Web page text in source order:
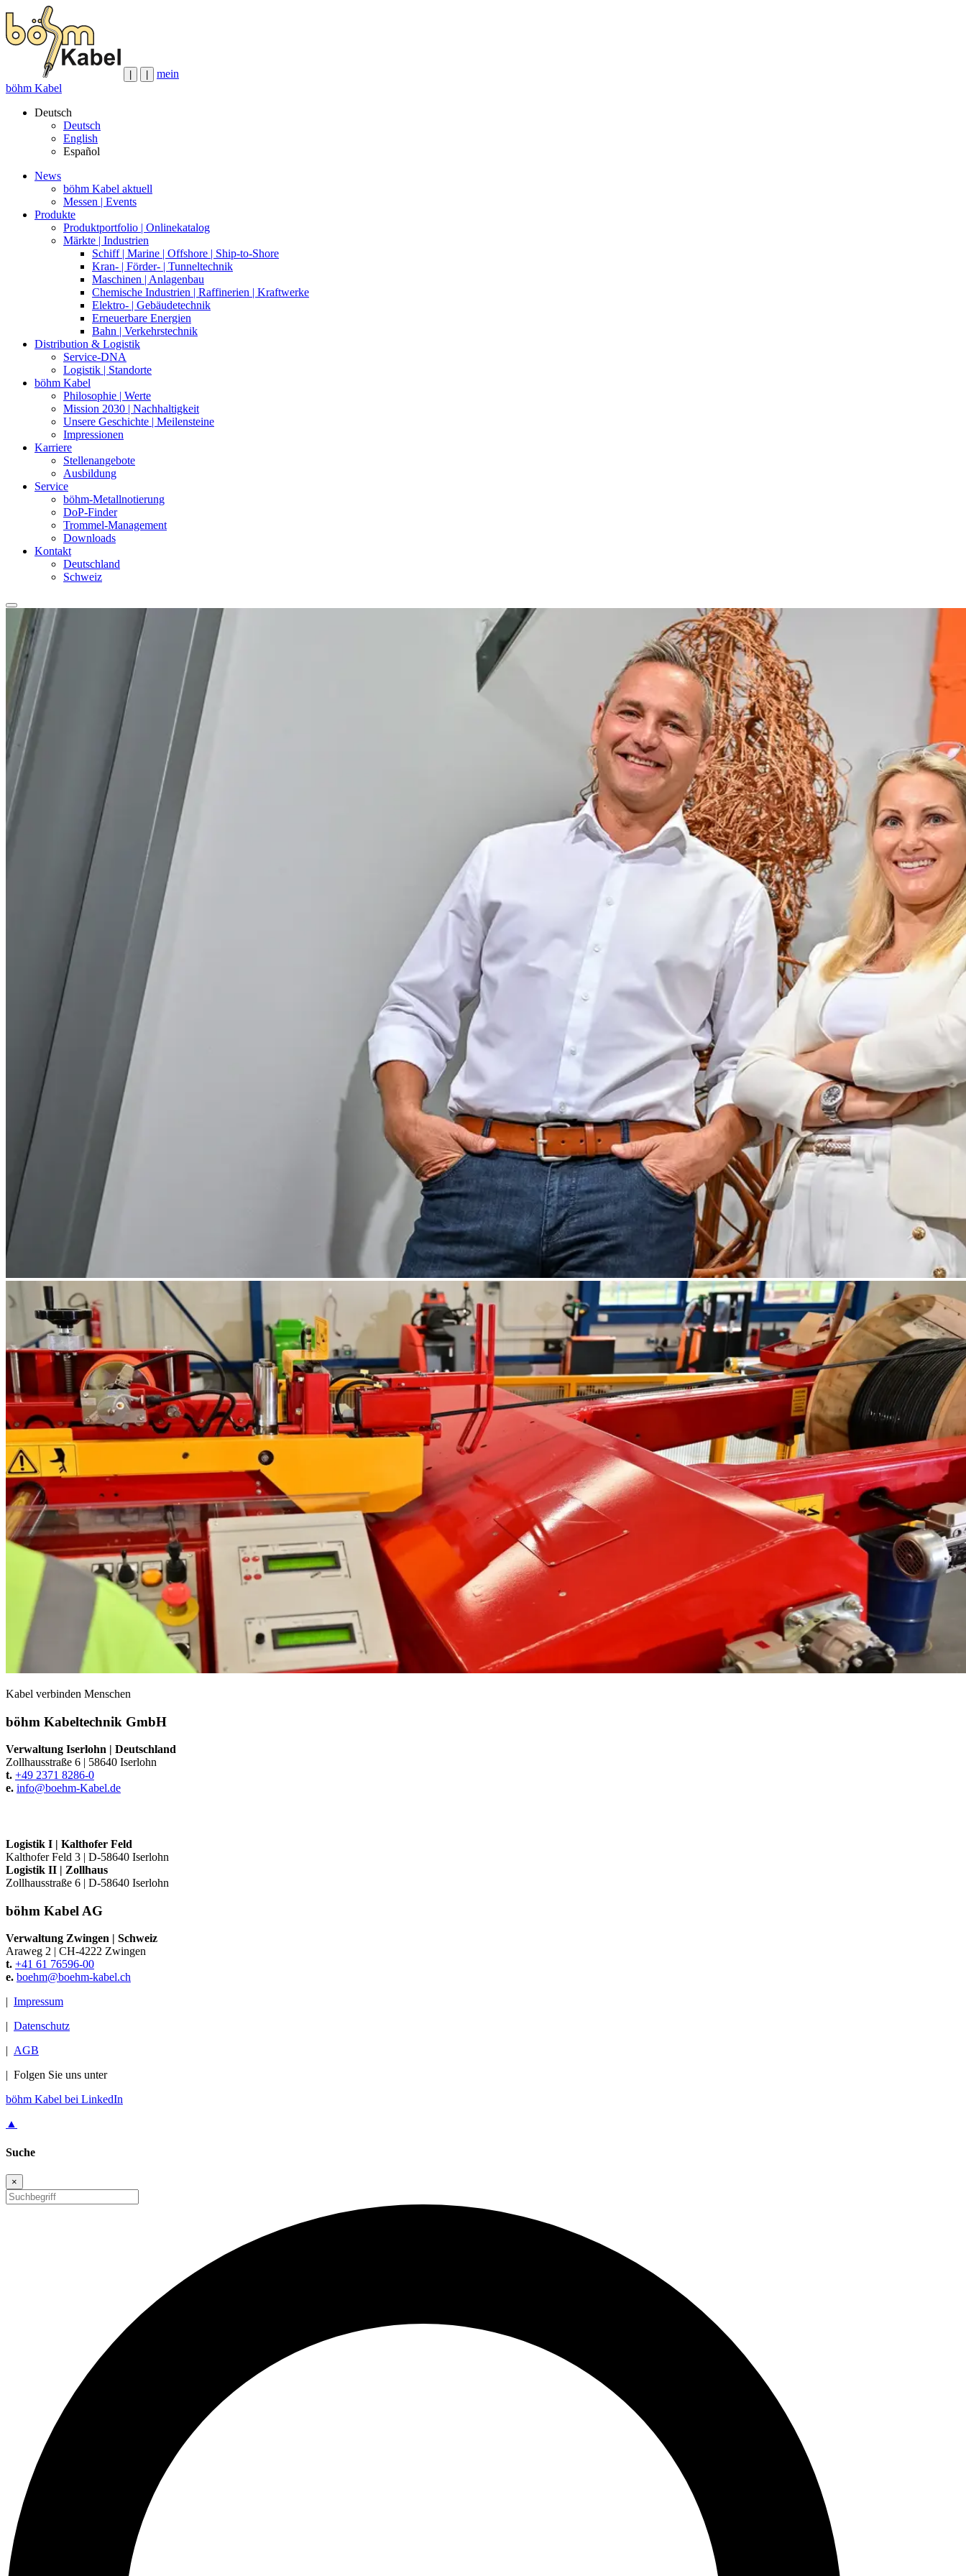
mein
böhm Kabel
Deutsch
Deutsch
English
Español
News
böhm Kabel aktuell
Messen | Events
Produkte
Produktportfolio | Onlinekatalog
Märkte | Industrien
Schiff | Marine | Offshore | Ship-to-Shore
Kran- | Förder- | Tunneltechnik
Maschinen | Anlagenbau
Chemische Industrien | Raffinerien | Kraftwerke
Elektro- | Gebäudetechnik
Erneuerbare Energien
Bahn | Verkehrstechnik
Distribution & Logistik
Service-DNA
Logistik | Standorte
böhm Kabel
Philosophie | Werte
Mission 2030 | Nachhaltigkeit
Unsere Geschichte | Meilensteine
Impressionen
Karriere
Stellenangebote
Ausbildung
Service
böhm-Metallnotierung
DoP-Finder
Trommel-Management
Downloads
Kontakt
Deutschland
Schweiz
Kabel verbinden Menschen
böhm Kabeltechnik GmbH
Verwaltung Iserlohn | Deutschland
Zollhausstraße 6 | 58640 Iserlohn
t. +49 2371 8286-0
e. info@boehm-Kabel.de
Logistik I | Kalthofer Feld
Kalthofer Feld 3 | D-58640 Iserlohn
Logistik II | Zollhaus
Zollhausstraße 6 | D-58640 Iserlohn
böhm Kabel AG
Verwaltung Zwingen | Schweiz
Araweg 2 | CH-4222 Zwingen
t. +41 61 76596-00
e. boehm@boehm-kabel.ch
| Impressum
| Datenschutz
| AGB
| Folgen Sie uns unter
böhm Kabel bei LinkedIn
▲
Suche
×